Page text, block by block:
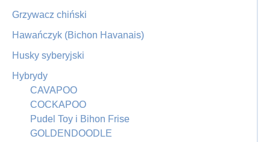
Grzywacz chiński
Hawańczyk (Bichon Havanais)
Husky syberyjski
Hybrydy
CAVAPOO
COCKAPOO
Pudel Toy i Bihon Frise
GOLDENDOODLE